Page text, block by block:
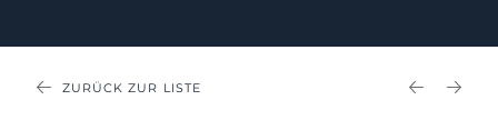
ZURÜCK ZUR LISTE